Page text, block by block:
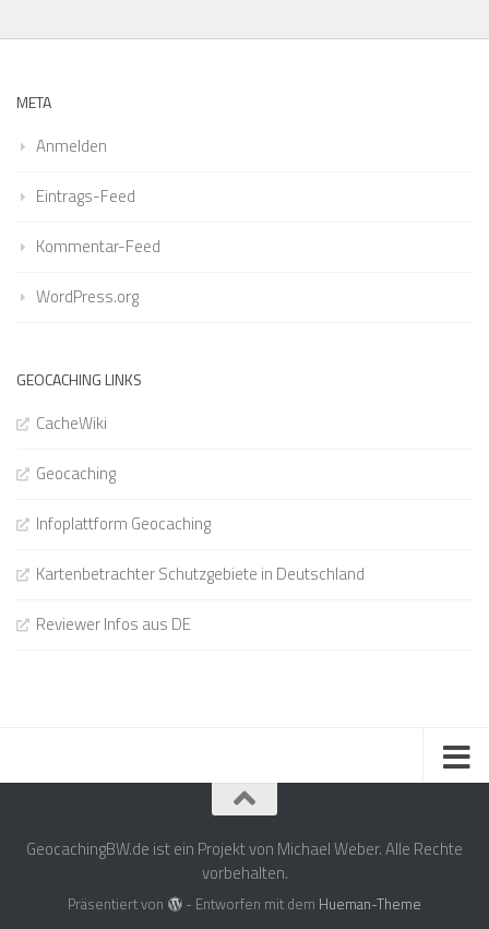
META
Anmelden
Eintrags-Feed
Kommentar-Feed
WordPress.org
GEOCACHING LINKS
CacheWiki
Geocaching
Infoplattform Geocaching
Kartenbetrachter Schutzgebiete in Deutschland
Reviewer Infos aus DE
GeocachingBW.de ist ein Projekt von Michael Weber. Alle Rechte
vorbehalten.
Präsentiert von - Entworfen mit dem Hueman-Theme